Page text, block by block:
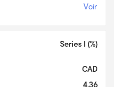
Voir
Series I (%)
CAD
4,36